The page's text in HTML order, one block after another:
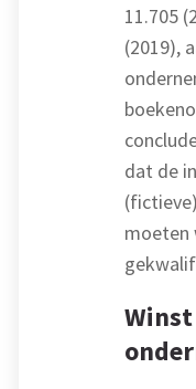
11.705
(2019),
dat de
moeten